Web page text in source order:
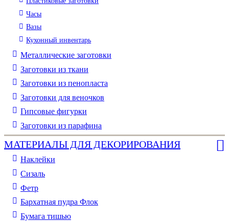
Часы
Вазы
Кухонный инвентарь
Металлические заготовки
Заготовки из ткани
Заготовки из пенопласта
Заготовки для веночков
Гипсовые фигурки
Заготовки из парафина
МАТЕРИАЛЫ ДЛЯ ДЕКОРИРОВАНИЯ
Наклейки
Сизаль
Фетр
Бархатная пудра Флок
Бумага тишью